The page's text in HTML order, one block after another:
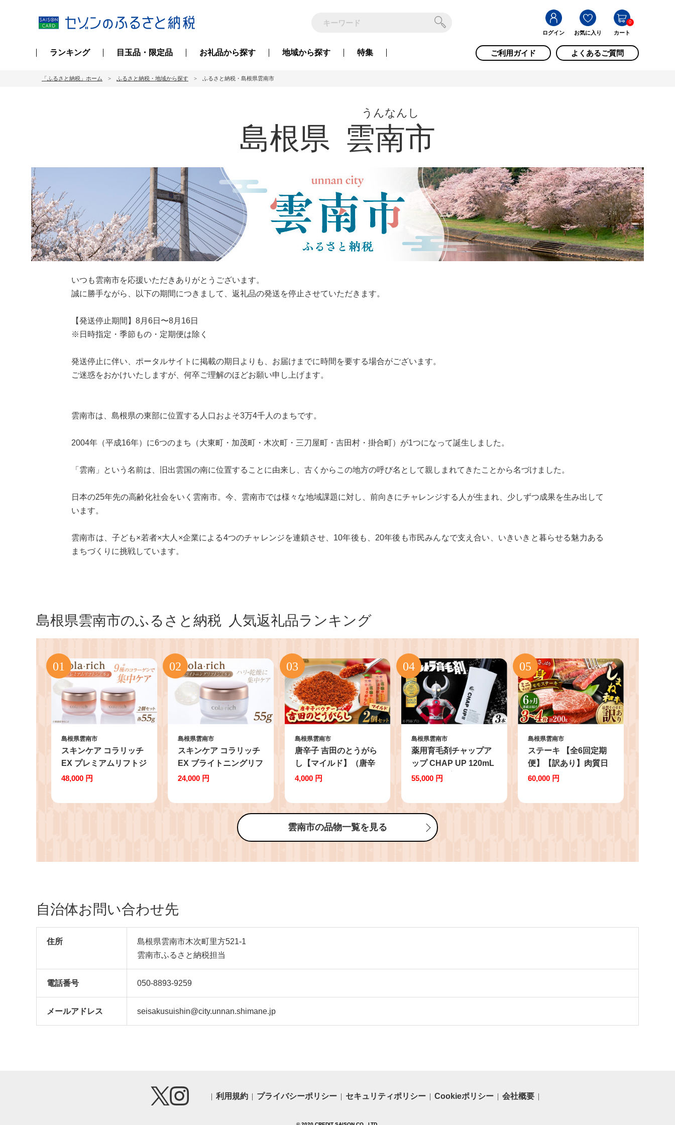
ログイン お気に入り カート
0
ランキング 目玉品・限定品 お礼品から探す 地域から探す 特集 ご利用ガイド よくあるご質問
「ふるさと納税」ホーム ふるさと納税・地域から探す ふるさと納税・島根県雲南市
島根県 雲南市
うんなんし
いつも雲南市を応援いただきありがとうございます。
誠に勝手ながら、以下の期間につきまして、返礼品の発送を停止させていただきます。
【発送停止期間】8月6日〜8月16日
※日時指定・季節もの・定期便は除く
発送停止に伴い、ポータルサイトに掲載の期日よりも、お届けまでに時間を要する場合がございます。
ご迷惑をおかけいたしますが、何卒ご理解のほどお願い申し上げます。
雲南市は、島根県の東部に位置する人口およそ3万4千人のまちです。
2004年（平成16年）に6つのまち（大東町・加茂町・木次町・三刀屋町・吉田村・掛合町）が1つになって誕生しました。
「雲南」という名前は、旧出雲国の南に位置することに由来し、古くからこの地方の呼び名として親しまれてきたことから名づけました。
日本の25年先の高齢化社会をいく雲南市。今、雲南市では様々な地域課題に対し、前向きにチャレンジする人が生まれ、少しずつ成果を生み出して
います。
雲南市は、子ども×若者×大人×企業による4つのチャレンジを連鎖させ、10年後も、20年後も市民みんなで支え合い、いきいきと暮らせる魅力ある
まちづくりに挑戦しています。
島根県雲南市のふるさと納税 人気返礼品ランキング
島根県雲南市
スキンケア コラリッチ
EX プレミアムリフトジ
ェルa 55g×2個セッ
せ セット まとめ買い
エイジングケア トータ
ルケア 国産 島根県雲南
市/キューサイ株式会社
[AIBI005]
48,000 円
島根県雲南市
スキンケア コラリッチ
EX ブライトニングリフ
トジェルa 55g | コラリ
エイジングケア トータ
ルケア スキンケア ポイ
ントケア 整肌成分 透明
産 オールインワンジェ
ケア 肌 オイル 55g 1個
島根県雲M市/キューサ
イ株式会社 [AIBI004]
24,000 円
島根県雲南市
唐辛子 吉田のとうがら
し【マイルド】（唐辛
子パウダー）10g×2個
すめ お取り寄せ マイル
ド 旨辛 辛さ控えめ ス
詰め合わせ セット 薬味
有限会社田井産業
4,000 円
島根県雲南市
薬用育毛剤チャップア
ップ CHAP UP 120mL
3本 | 育毛 育毛ローショ
性 島根県雲南市/株式会
社ソーシャルテック
[AIDV002]
55,000 円
島根県雲南市
ステーキ 【全6回定期
便】【訳あり】肉質日
本一！しまね和牛 モモ
キ 赤身肉 牛もも 牛モ
corporation株式会社
60,000 円
雲南市の品物一覧を見る
自治体お問い合わせ先
住所
島根県雲南市木次町里方521-1
雲南市ふるさと納税担当
電話番号 050-8893-9259
メールアドレス seisakusuishin@city.unnan.shimane.jp
利用規約 プライバシーポリシー セキュリティポリシー Cookieポリシー 会社概要